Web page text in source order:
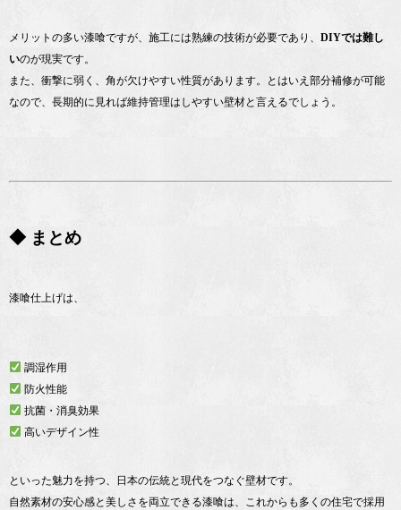
メリットの多い漆喰ですが、施工には熟練の技術が必要であり、 DIYでは難し
いのが現実です。
また、衝撃に弱く、角が欠けやすい性質があります。とはいえ部分補修が可能
なので、長期的に見れば維持管理はしやすい壁材と言えるでしょう。
◆ まとめ
漆喰仕上げは、
調湿作用
防火性能
抗菌・消臭効果
高いデザイン性
といった魅力を持つ、日本の伝統と現代をつなぐ壁材です。
自然素材の安心感と美しさを両立できる漆喰は、これからも多くの住宅で採用